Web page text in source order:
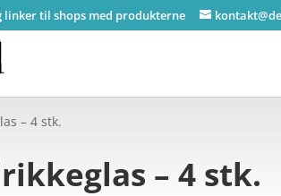
linker til shops med produkterne
– 4 stk.
– 4 stk.